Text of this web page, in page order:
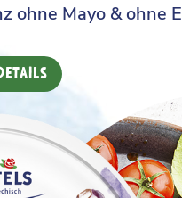
ohne Mayo & ohne